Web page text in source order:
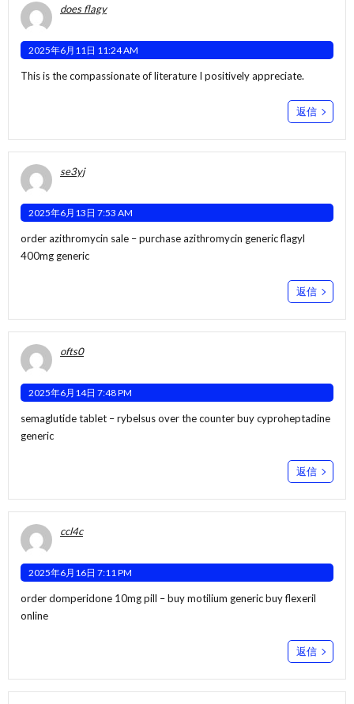
does flagy
2025年6月11日 11:24 AM
This is the compassionate of literature I positively appreciate.
返信
se3yj
2025年6月13日 7:53 AM
order azithromycin sale –purchase azithromycin genericflagyl
400mg generic
返信
ofts0
2025年6月14日 7:48 PM
semaglutide tablet –rybelsus over the counterbuy cyproheptadine
generic
返信
ccl4c
2025年6月16日 7:11 PM
order domperidone 10mg pill –buy motilium genericbuy flexeril
online
返信